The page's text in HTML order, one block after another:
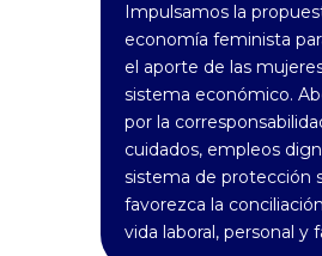
Impulsamos la
economía feminista
el aporte de las
sistema económico.
por la
cuidados, empleos
sistema de protección
favorezca la
vida laboral, personal y